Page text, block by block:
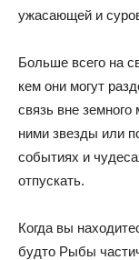
ужасающей и
Больше всего на
кем они могут
связь вне
ними звезды или
событиях и
отпускать.
Когда вы
будто Рыбы